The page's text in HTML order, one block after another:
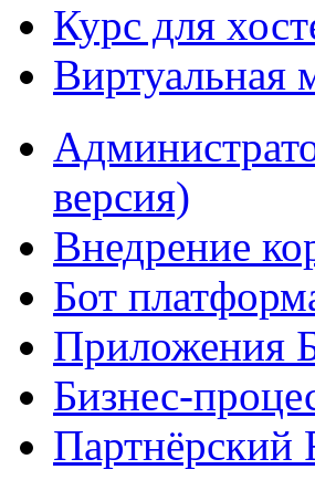
Курс для
версия)
Внедрение
Бот
Приложения
Бизнес-
Партнёрский